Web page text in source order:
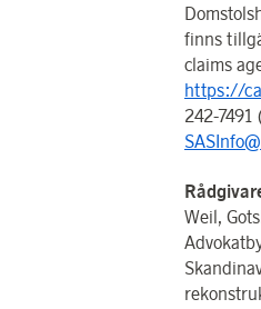
finns
claims
https://
242-
Weil,